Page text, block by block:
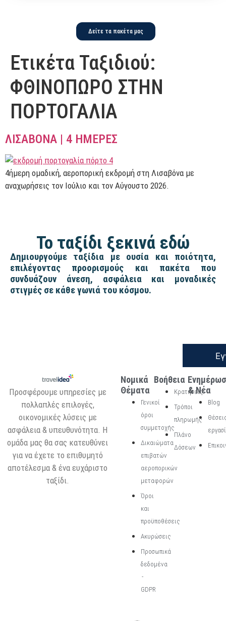
Δείτε τα πακέτα μας
Ετικέτα Ταξιδιού:
ΦΘΙΝΟΠΩΡΟ ΣΤΗΝ
ΠΟΡΤΟΓΑΛΙΑ
ΛΙΣΑΒΟΝΑ | 4 ΗΜΕΡΕΣ
4ήμερη ομαδική, αεροπορική εκδρομή στη Λισαβόνα με
αναχωρήσεις τον Ιούλιο και τον Αύγουστο 2026.
Το ταξίδι ξεκινά εδώ
Δημιουργούμε ταξίδια με ουσία και ποιότητα,
επιλέγοντας προορισμούς και πακέτα που
συνδυάζουν άνεση, ασφάλεια και μοναδικές
στιγμές σε κάθε γωνιά του κόσμου.
Προσφέρουμε υπηρεσίες με
πολλαπλές επιλογές,
οικονομικές λύσεις με
ασφάλεια & υπευθυνότητα. Η
ομάδα μας θα σας κατευθύνει
για να έχετε το επιθυμητό
αποτέλεσμα & ένα ευχάριστο
ταξίδι.
Νομικά
Θέματα
Γενικοί
όροι
συμμετοχής
Δικαιώματα
επιβατών
αεροπορικών
μεταφορών
Όροι
και
προϋποθέσεις
Ακυρώσεις
Προσωπικά
δεδομένα
-
GDPR
Βοήθεια
Κρατήσεις
Τρόποι
πληρωμής
Πλάνο
Δόσεων
& Νέα
Blog